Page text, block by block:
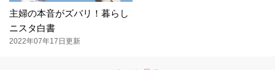
主婦の本音がズバリ！暮らし
ニスタ白書
2022年07年17日更新